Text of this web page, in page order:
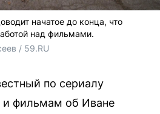
начатое до конца, что
над фильмами.
/ 59.RU
по сериалу
и фильмам об Иване